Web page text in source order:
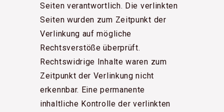
Seiten verantwortlich. Die verlinkten
Seiten wurden zum Zeitpunkt der
Verlinkung auf mögliche
Rechtsverstöße überprüft.
Rechtswidrige Inhalte waren zum
Zeitpunkt der Verlinkung nicht
erkennbar. Eine permanente
inhaltliche Kontrolle der verlinkten